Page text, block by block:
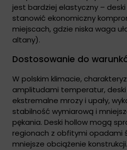
jest bardziej elastyczny –
stanowić ekonomiczny
miejscach, gdzie niska waga
altany).
Dostosowanie do
W polskim klimacie,
amplitudami temperatur, deski
ekstremalne mrozy i upały,
stabilność wymiarową i
pękania. Deski hollow mogą
regionach z obfitymi opadami
mniejsze obciążenie konstrukcji.